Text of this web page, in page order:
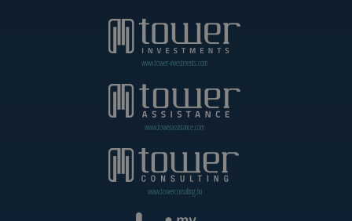
www.tower-investments.com
www.towerassistance.com
www.towerconsulting.hu